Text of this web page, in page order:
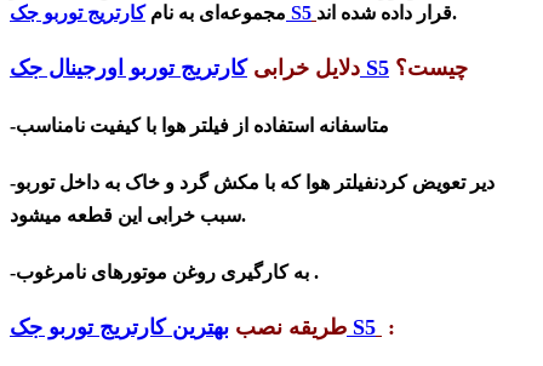
مجموعه‌ای به نام کارتریج توربو جک S5 قرار داده شده اند.
دلایل خرابی کارتریج توربو اورجینال جک S5 چیست؟
-متاسفانه استفاده از فیلتر هوا با کیفیت نامناسب
-دیر تعویض کردنفیلتر هوا که با مکش گرد و خاک به داخل توربو
سبب خرابی این قطعه میشود.
-به کارگیری روغن موتورهای نامرغوب .
طریقه نصب بهترین کارتریج توربو جک S5 :